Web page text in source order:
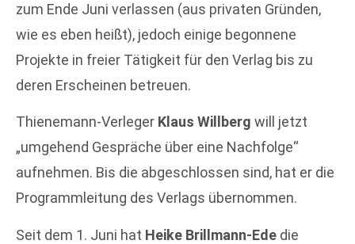
zum Ende Juni verlassen (aus privaten Gründen,
wie es eben heißt), jedoch einige begonnene
Projekte in freier Tätigkeit für den Verlag bis zu
deren Erscheinen betreuen.
Thienemann-Verleger Klaus Willberg will jetzt
„umgehend Gespräche über eine Nachfolge“
aufnehmen. Bis die abgeschlossen sind, hat er die
Programmleitung des Verlags übernommen.
Seit dem 1. Juni hat Heike Brillmann-Ede die